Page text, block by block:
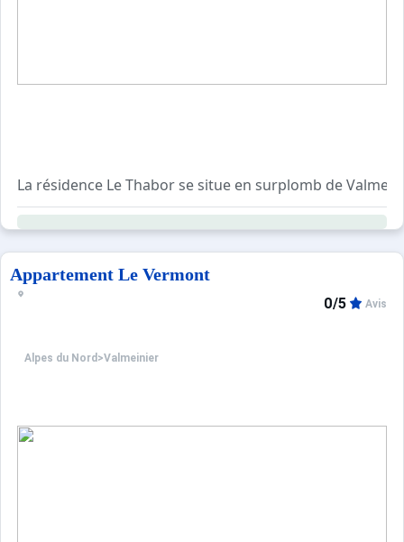
La résidence Le Thabor se situe en surplomb de
Les bâtiments, qui ont su rester fidèle au style régional
Appartement Le Vermont
Alpes du Nord >Valmeinier
0/5 Avis